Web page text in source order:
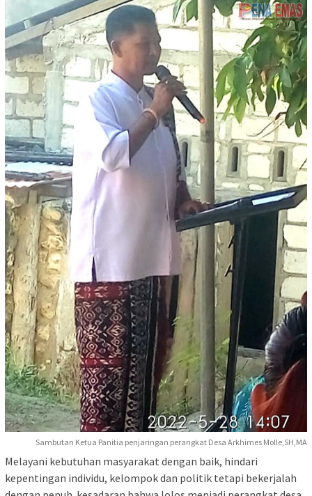
Sambutan Ketua Panitia penjaringan perangkat Desa Arkhimes Molle,SH,MA
Melayani kebutuhan masyarakat dengan baik, hindari
kepentingan individu, kelompok dan politik tetapi bekerjalah